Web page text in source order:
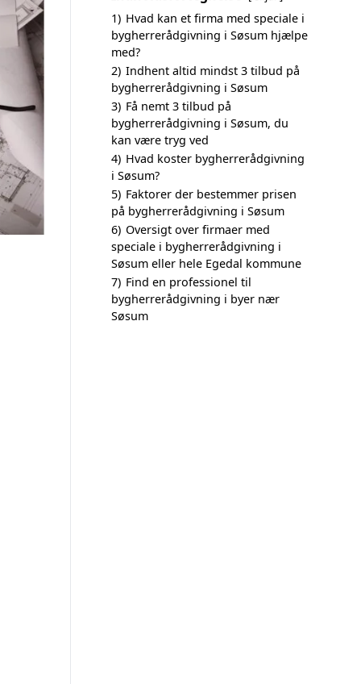
1) Hvad kan et firma med speciale i
bygherrerådgivning i Søsum hjælpe
med?
2) Indhent altid mindst 3 tilbud på
bygherrerådgivning i Søsum
3) Få nemt 3 tilbud på
bygherrerådgivning i Søsum, du
kan være tryg ved
4) Hvad koster bygherrerådgivning
i Søsum?
5) Faktorer der bestemmer prisen
på bygherrerådgivning i Søsum
6) Oversigt over firmaer med
speciale i bygherrerådgivning i
Søsum eller hele Egedal kommune
7) Find en professionel til
bygherrerådgivning i byer nær
Søsum